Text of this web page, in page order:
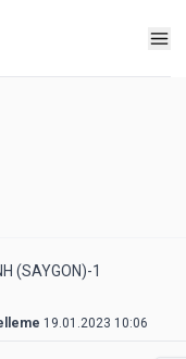
(SAYGON)-1
19.01.2023 10:06